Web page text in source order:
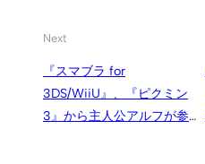
Next
『スマブラ for
3DS/WiiU』、『ピクミン
3』から主人公アルフが参